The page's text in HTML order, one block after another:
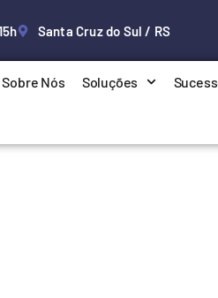
Santa Cruz do Sul / RS
Sobre Nós Soluções